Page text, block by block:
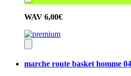
WAV 6,00€
marche route basket homme 04